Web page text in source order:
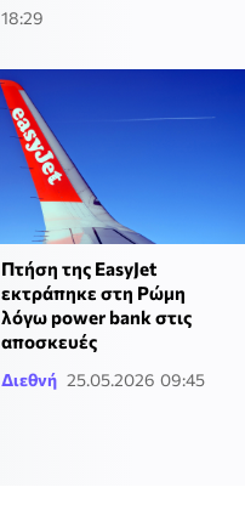
18:29
Πτήση της EasyJet
εκτράπηκε στη Ρώμη
λόγω power bank στις
αποσκευές
Διεθνή 25.05.2026 09:45